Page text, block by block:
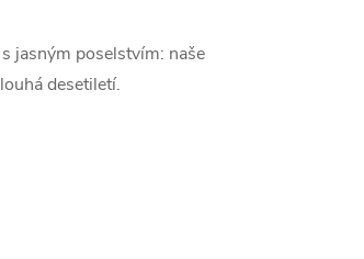
jasným poselstvím: naše
desetiletí.